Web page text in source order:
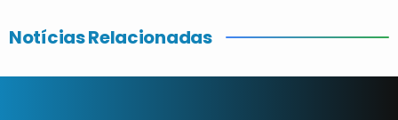
Notícias Relacionadas